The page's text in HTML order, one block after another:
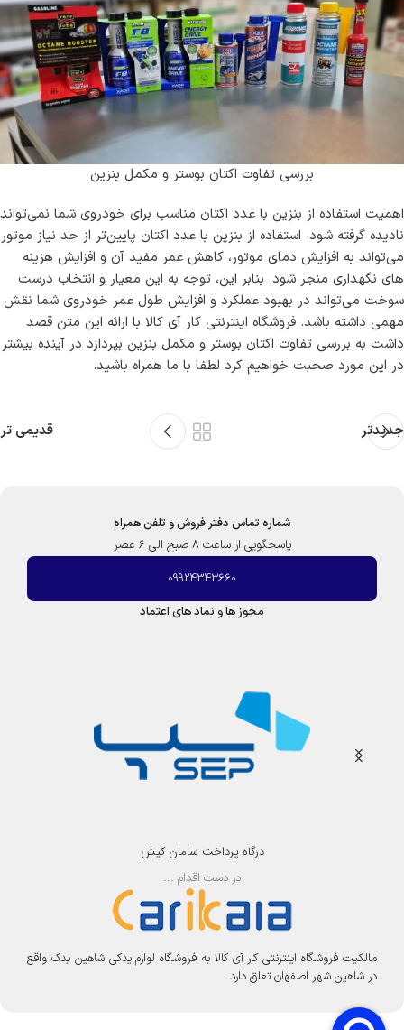
بررسی تفاوت اکتان بوستر و مکمل بنزین
اهمیت استفاده از بنزین با عدد اکتان مناسب برای خودروی شما نمی‌تواند
نادیده گرفته شود. استفاده از بنزین با عدد اکتان پایین‌تر از حد نیاز موتور
می‌تواند به افزایش دمای موتور، کاهش عمر مفید آن و افزایش هزینه‌
های نگهداری منجر شود. بنابر این، توجه به این معیار و انتخاب درست
سوخت می‌تواند در بهبود عملکرد و افزایش طول عمر خودروی شما نقش
مهمی داشته باشد. فروشگاه اینترنتی کار آی کالا با ارائه این متن قصد
داشت به بررسی تفاوت اکتان بوستر و مکمل بنزین بپردازد در آینده بیشتر
در این مورد صحبت خواهیم کرد لطفا با ما همراه باشید.
جدیدتر قدیمی تر
شماره تماس دفتر فروش و تلفن همراه
پاسخگویی از ساعت 8 صبح الی 6 عصر
09924343660
مجوز ها و نماد های اعتماد
درگاه پرداخت سامان کیش
در دست اقدام ...
مالکیت فروشگاه اینترنتی کار آی کالا به فروشگاه لوازم یدکی شاهین یدک واقع
در شاهین شهر اصفهان تعلق دارد .